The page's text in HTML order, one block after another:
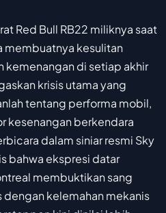
Red Bull RB22 miliknya saat
membuatnya kesulitan
di setiap akhir
krisis utama yang
tentang performa mobil,
kesenangan berkendara
dalam siniar resmi Sky
bahwa ekspresi datar
membuktikan sang
kelemahan mekanis